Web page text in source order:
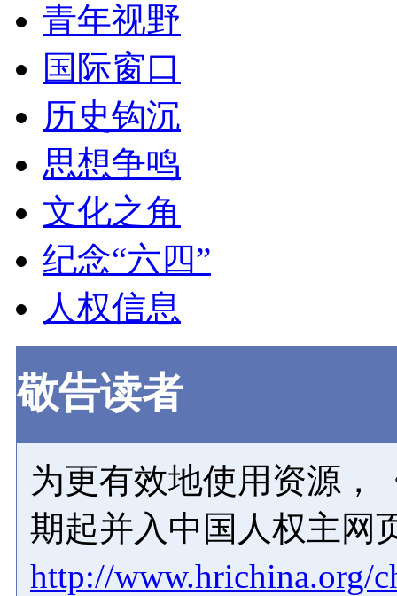
青年视野
国际窗口
历史钩沉
思想争鸣
文化之角
纪念“六四”
人权信息
敬告读者
为更有效地使用资源，
期起并入中国人权主网
http://www.hrichina.org/